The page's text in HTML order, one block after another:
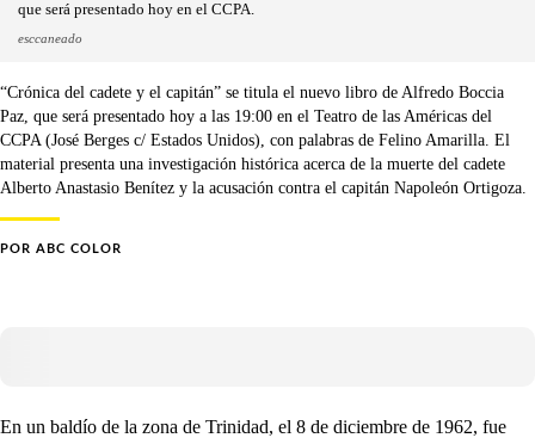
que será presentado hoy en el CCPA.
esccaneado
“Crónica del cadete y el capitán” se titula el nuevo libro de Alfredo Boccia
Paz, que será presentado hoy a las 19:00 en el Teatro de las Américas del
CCPA (José Berges c/ Estados Unidos), con palabras de Felino Amarilla. El
material presenta una investigación histórica acerca de la muerte del cadete
Alberto Anastasio Benítez y la acusación contra el capitán Napoleón Ortigoza.
POR ABC COLOR
En un baldío de la zona de Trinidad, el 8 de diciembre de 1962, fue